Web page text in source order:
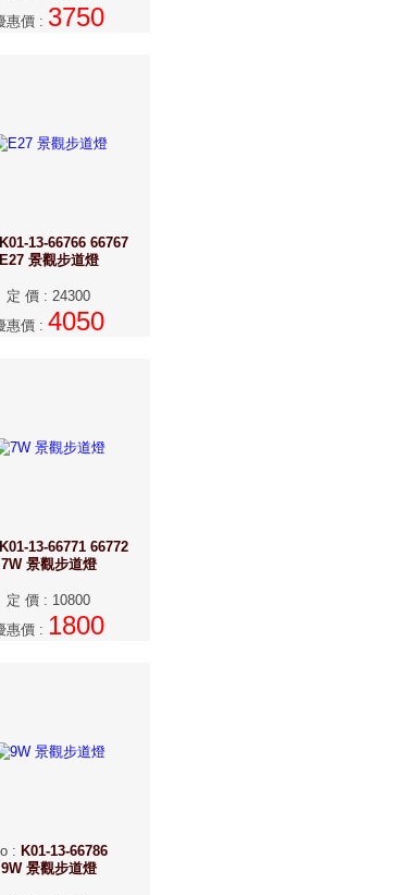
惠價 : 3750
K01-13-66766 66767
E27 景觀步道燈
定 價 : 24300
惠價 : 4050
K01-13-66771 66772
7W 景觀步道燈
定 價 : 10800
惠價 : 1800
: K01-13-66786
9W 景觀步道燈